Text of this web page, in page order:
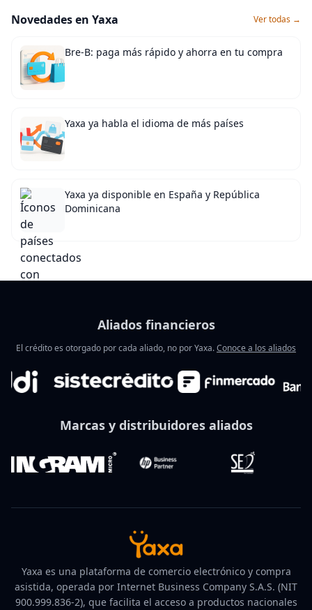
Novedades en Yaxa Ver todas →
Bre-B: paga más rápido y ahorra en tu compra
Yaxa ya habla el idioma de más países
Yaxa ya disponible en España y República
Dominicana
Aliados financieros
El crédito es otorgado por cada aliado, no por Yaxa.Conoce a los aliados
Marcas y distribuidores aliados
Yaxa es una plataforma de comercio electrónico y compra
asistida, operada por Internet Business Company S.A.S. (NIT
900.999.836-2), que facilita el acceso a productos nacionales